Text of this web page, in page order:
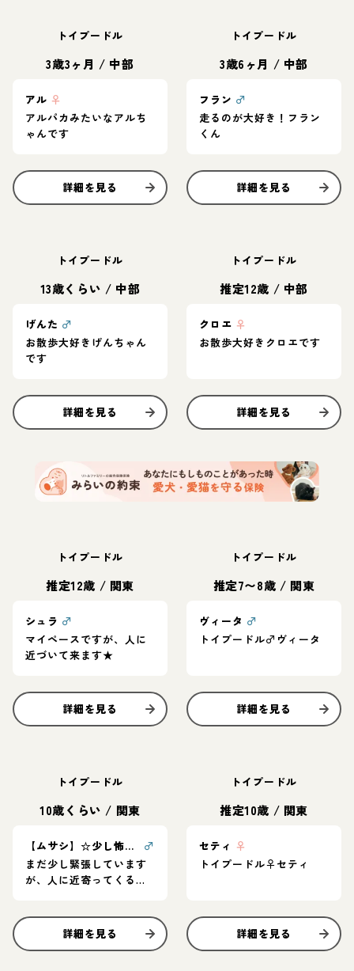
トイプードル
3歳3ヶ月 / 中部
アル ♀
アルパカみたいなアルち
ゃんです
詳細を見る
トイプードル
3歳6ヶ月 / 中部
フラン ♂
走るのが大好き！フラン
くん
詳細を見る
トイプードル
13歳くらい / 中部
げんた ♂
お散歩大好きげんちゃん
です
詳細を見る
トイプードル
推定12歳 / 中部
クロエ ♀
お散歩大好きクロエです
詳細を見る
トイプードル
推定12歳 / 関東
シュラ ♂
マイペースですが、人に
近づいて来ます★
詳細を見る
トイプードル
推定7〜8歳 / 関東
ヴィータ ♂
トイプードル♂ヴィータ
詳細を見る
トイプードル
10歳くらい / 関東
【ムサシ】☆少し怖がりな男の子☆
♂
まだ少し緊張しています
が、人に近寄ってくる一
詳細を見る
トイプードル
推定10歳 / 関東
セティ ♀
トイプードル♀セティ
詳細を見る